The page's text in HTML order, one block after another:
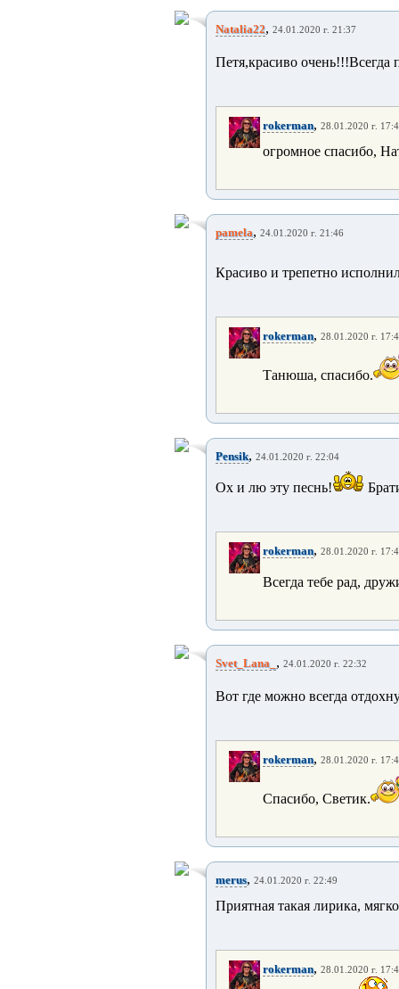
Natalia22, 24.01.2020 г. 21:37
Петя,красиво очень!!!Всегда
rokerman, 28.01.2020 г.
огромное спасибо,
pamela, 24.01.2020 г. 21:46
Красиво и трепетно
rokerman, 28.01.2020 г.
Танюша, спасибо.
Pensik, 24.01.2020 г. 22:04
Ох и лю эту песнь!
rokerman, 28.01.2020 г.
Всегда тебе рад,
Svet_Lana_ , 24.01.2020 г. 22:32
Вот где можно всегда
rokerman, 28.01.2020 г.
Спасибо, Светик.
merus, 24.01.2020 г. 22:49
Приятная такая лирика,
rokerman, 28.01.2020 г.